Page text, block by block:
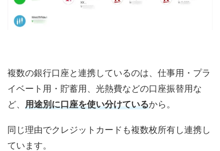
複数の銀行口座と連携しているのは、仕事用・プラ
イベート用・貯蓄用、光熱費などの口座振替用な
ど、 用途別に口座を使い分けているから。
同じ理由でクレジットカードも複数枚所有し連携し
ています。